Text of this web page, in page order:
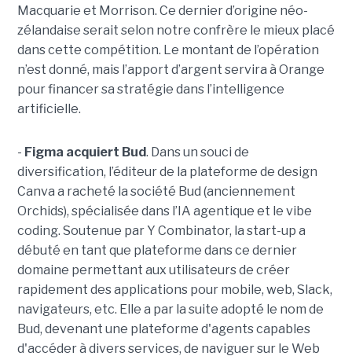
Macquarie et Morrison. Ce dernier d’origine néo-
zélandaise serait selon notre confrère le mieux placé
dans cette compétition. Le montant de l’opération
n’est donné, mais l’apport d’argent servira à Orange
pour financer sa stratégie dans l’intelligence
artificielle.
- Figma acquiert Bud. Dans un souci de
diversification, l’éditeur de la plateforme de design
Canva a racheté la société Bud (anciennement
Orchids), spécialisée dans l’IA agentique et le vibe
coding. Soutenue par Y Combinator, la start-up a
débuté en tant que plateforme dans ce dernier
domaine permettant aux utilisateurs de créer
rapidement des applications pour mobile, web, Slack,
navigateurs, etc. Elle a par la suite adopté le nom de
Bud, devenant une plateforme d'agents capables
d'accéder à divers services, de naviguer sur le Web